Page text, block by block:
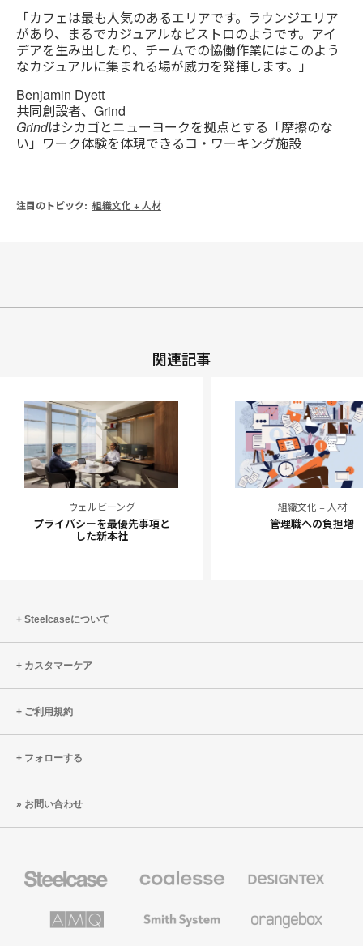
「カフェは最も人気のあるエリアです。ラウンジエリア
があり、まるでカジュアルなビストロのようです。アイ
デアを生み出したり、チームでの恊働作業にはこのよう
なカジュアルに集まれる場が威力を発揮します。」
Benjamin Dyett
共同創設者、Grind
Grindはシカゴとニューヨークを拠点とする「摩擦のな
い」ワーク体験を体現できるコ・ワーキング施設
注目のトピック: 組織文化 + 人材
関連記事
ラ
イ
を
事
と
社
ウェルビーング
プライバシーを最優先事項と
した新本社
理
組織文化 + 人材
管理職への負担増
Steelcaseについて
カスタマーケア
ご利用規約
フォローする
お問い合わせ
Solutions
System